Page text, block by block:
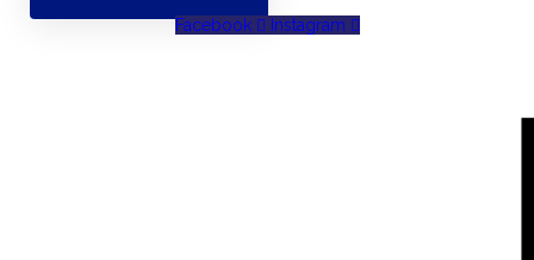
Facebook Instagram